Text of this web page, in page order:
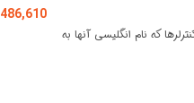
486,610 تومان
که نام انگلیسی آنها به